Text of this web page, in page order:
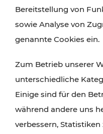
News
Alle wichtigen
finden Sie hier im
Bereitstellung von
sowie Analyse von
genannte Cookies ein.
Zum Betrieb unserer
unterschiedliche
Einige sind für den
während andere uns
verbessern,